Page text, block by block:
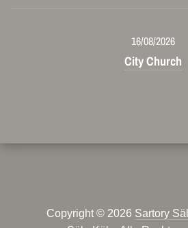
16/08/2026
City Church
Copyright © 2026 Sartory